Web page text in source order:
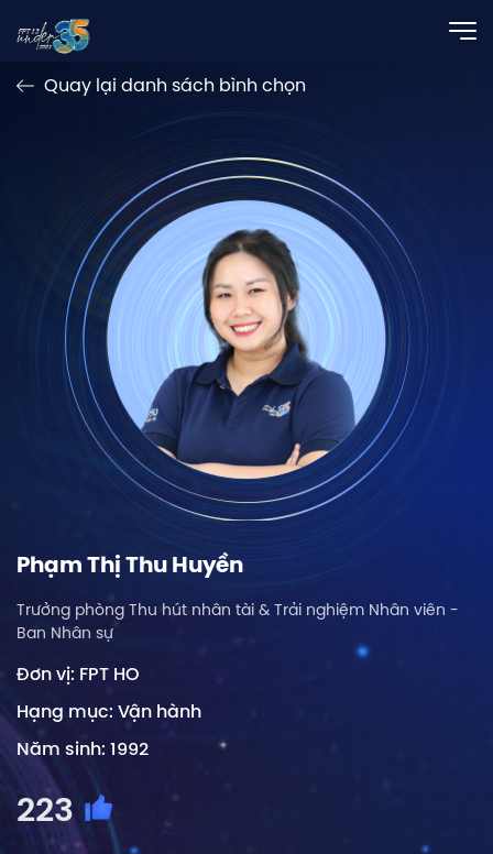
Quay lại danh sách bình chọn
Phạm Thị Thu Huyền
Trưởng phòng Thu hút nhân tài & Trải nghiệm Nhân viên -
Ban Nhân sự
Đơn vị: FPT HO
Hạng mục: Vận hành
Năm sinh: 1992
223